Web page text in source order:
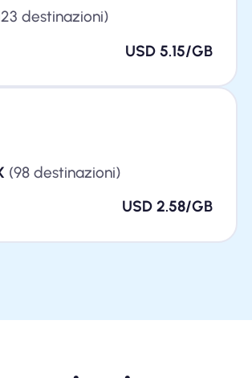
destinazioni)
USD 5.15/GB
(98 destinazioni)
USD 2.58/GB